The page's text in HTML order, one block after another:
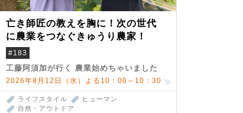
亡き師匠の教えを胸に！次の世代
に農業をつなぐきゅうり農家！
#183
工藤阿須加が行く 農業始めちゃいました
2026年8月12日（水）よる10：00～10：30
ライフスタイル
ヒューマン
自然・アウトドア